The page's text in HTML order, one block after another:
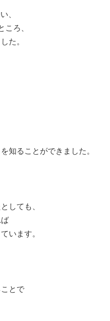
、
ころ、
た。
知ることができました。
しても、
います。
とで